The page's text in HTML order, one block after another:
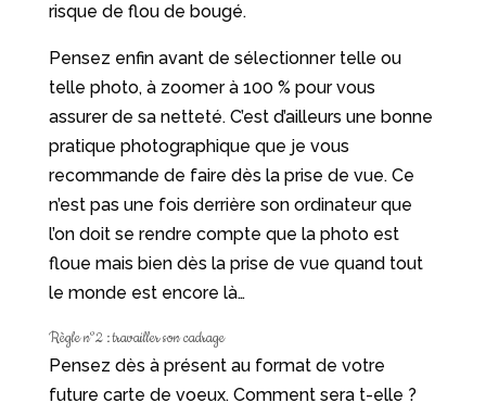
risque de flou de bougé.
Pensez enfin avant de sélectionner telle ou
telle photo, à zoomer à 100 % pour vous
assurer de sa netteté. C’est d’ailleurs une bonne
pratique photographique que je vous
recommande de faire dès la prise de vue. Ce
n’est pas une fois derrière son ordinateur que
l’on doit se rendre compte que la photo est
floue mais bien dès la prise de vue quand tout
le monde est encore là…
Règle n°2 : travailler son cadrage
Pensez dès à présent au format de votre
future carte de voeux. Comment sera t-elle ?